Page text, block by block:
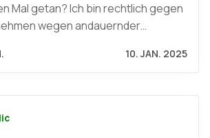
Mal getan? Ich bin rechtlich gegen
wegen andauernder…
10. JAN. 2025